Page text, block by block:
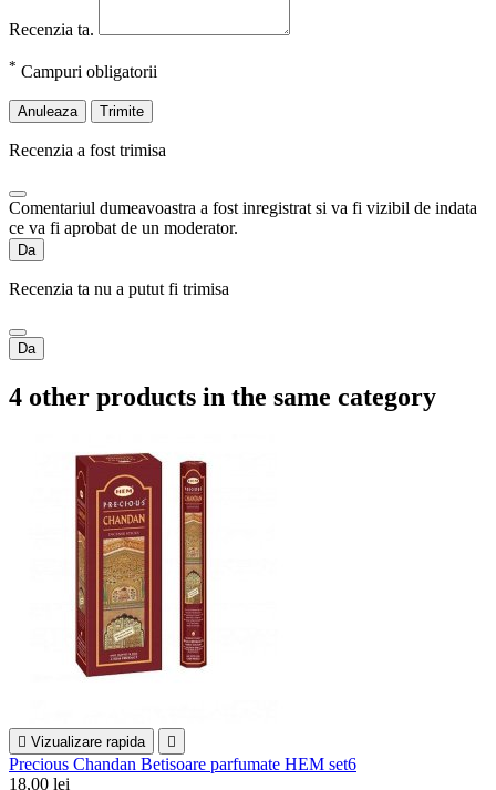
Recenzia ta.
* Campuri obligatorii
Anuleaza Trimite
Recenzia a fost trimisa
Comentariul dumeavoastra a fost inregistrat si va fi vizibil de indata
ce va fi aprobat de un moderator.
Da
Recenzia ta nu a putut fi trimisa
Da
4 other products in the same category
 Vizualizare rapida 
Precious Chandan Betisoare parfumate HEM set6
18,00 lei